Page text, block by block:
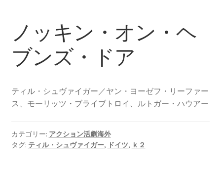
ノッキン・オン・ヘ
ブンズ・ドア
ティル・シュヴァイガー／ヤン・ヨーゼフ・リーファー
ス、モーリッツ・ブライブトロイ、ルトガー・ハウアー
カテゴリー: アクション活劇海外
タグ: ティル・シュヴァイガー, ドイツ, ｋ２